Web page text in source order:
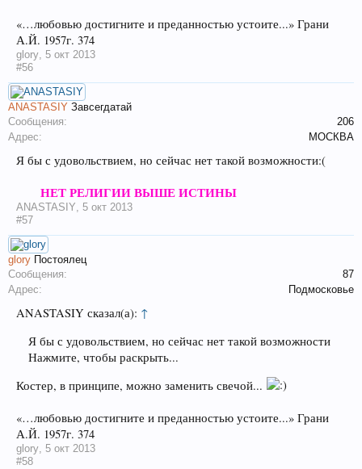
«…любовью достигните и преданностью устоите...» Грани
А.Й. 1957г. 374
glory 5 окт 2013
#56
ANASTASIY Завсегдатай
Сообщения:
206
Адрес:
МОСКВА
Я бы с удовольствием, но сейчас нет такой возможности:(
НЕТ РЕЛИГИИ ВЫШЕ ИСТИНЫ
ANASTASIY 5 окт 2013
#57
glory Постоялец
Сообщения:
87
Адрес:
Подмосковье
ANASTASIY сказал(а): ↑
Я бы с удовольствием, но сейчас нет такой возможности
Нажмите, чтобы раскрыть...
Костер, в принципе, можно заменить свечой...
«…любовью достигните и преданностью устоите...» Грани
А.Й. 1957г. 374
glory, 5 окт 2013
#58